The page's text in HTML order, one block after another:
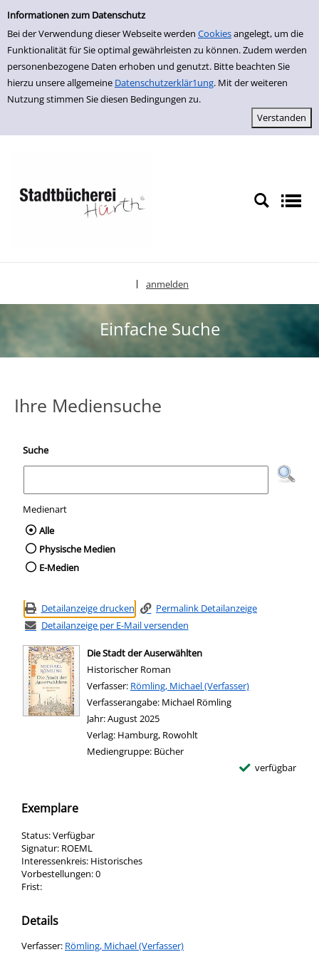
Einfache Suche
Informationen zum Datenschutz
Bei der Verwendung dieser Webseite werden Cookiesangelegt, um die
Funktionalität für Sie optimal gewährleisten zu können. Zudem werden
personenbezogene Daten erhoben und genutzt. Bitte beachten Sie
hierzu unsere allgemeine Datenschutzerklär1ung. Mit der weiteren
Nutzung stimmen Sie diesen Bedingungen zu.
zur Navigation springen
zum Inhalt springen
Zur Detailanzeige springen
anmelden
Einfache Suche
Ihre Mediensuche
Suche
Medienart
Wählen Sie die Medienart nach der Sie
Alle
Physische Medien
E-Medien
Detailanzeige drucken
Permalink Detailanzeige
Detailanzeige per E-Mail versenden
Die Stadt der Auserwählten
Historischer Roman
Verfasser: Suche nach diesem Verfasser
Römling, Michael (Verfasser)
Verfasserangabe: Michael Römling
Jahr:August 2025
Verlag: Hamburg, Rowohlt
Mediengruppe: Bücher
verfügbar
Exemplare
Status:Verfügbar
Signatur: ROEML
Interessenkreis: Historisches
Vorbestellungen:0
Frist:
Details
Verfasser: Suche nach diesem Verfasser
Römling, Michael (Verfasser)